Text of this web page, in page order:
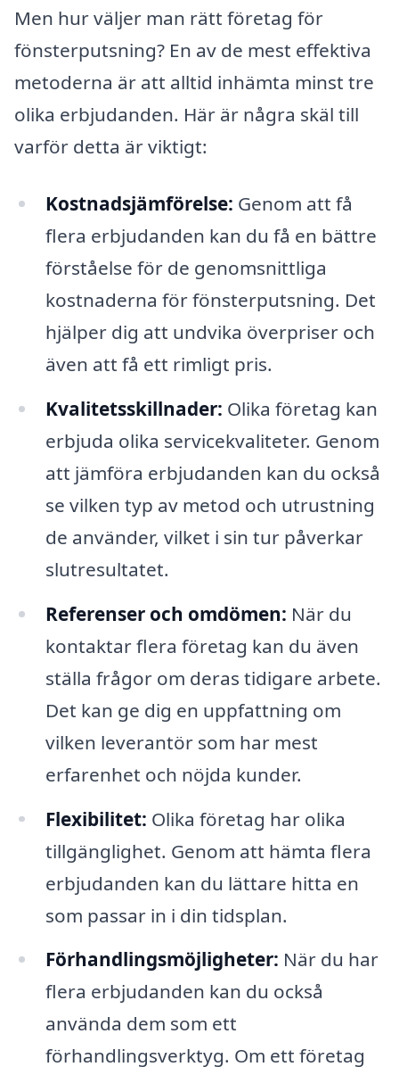
Men hur väljer man rätt företag för
fönsterputsning? En av de mest effektiva
metoderna är att alltid inhämta minst tre
olika erbjudanden. Här är några skäl till
varför detta är viktigt:
Kostnadsjämförelse: Genom att få
flera erbjudanden kan du få en bättre
förståelse för de genomsnittliga
kostnaderna för fönsterputsning. Det
hjälper dig att undvika överpriser och
även att få ett rimligt pris.
Kvalitetsskillnader: Olika företag kan
erbjuda olika servicekvaliteter. Genom
att jämföra erbjudanden kan du också
se vilken typ av metod och utrustning
de använder, vilket i sin tur påverkar
slutresultatet.
Referenser och omdömen: När du
kontaktar flera företag kan du även
ställa frågor om deras tidigare arbete.
Det kan ge dig en uppfattning om
vilken leverantör som har mest
erfarenhet och nöjda kunder.
Flexibilitet: Olika företag har olika
tillgänglighet. Genom att hämta flera
erbjudanden kan du lättare hitta en
som passar in i din tidsplan.
Förhandlingsmöjligheter: När du har
flera erbjudanden kan du också
använda dem som ett
förhandlingsverktyg. Om ett företag